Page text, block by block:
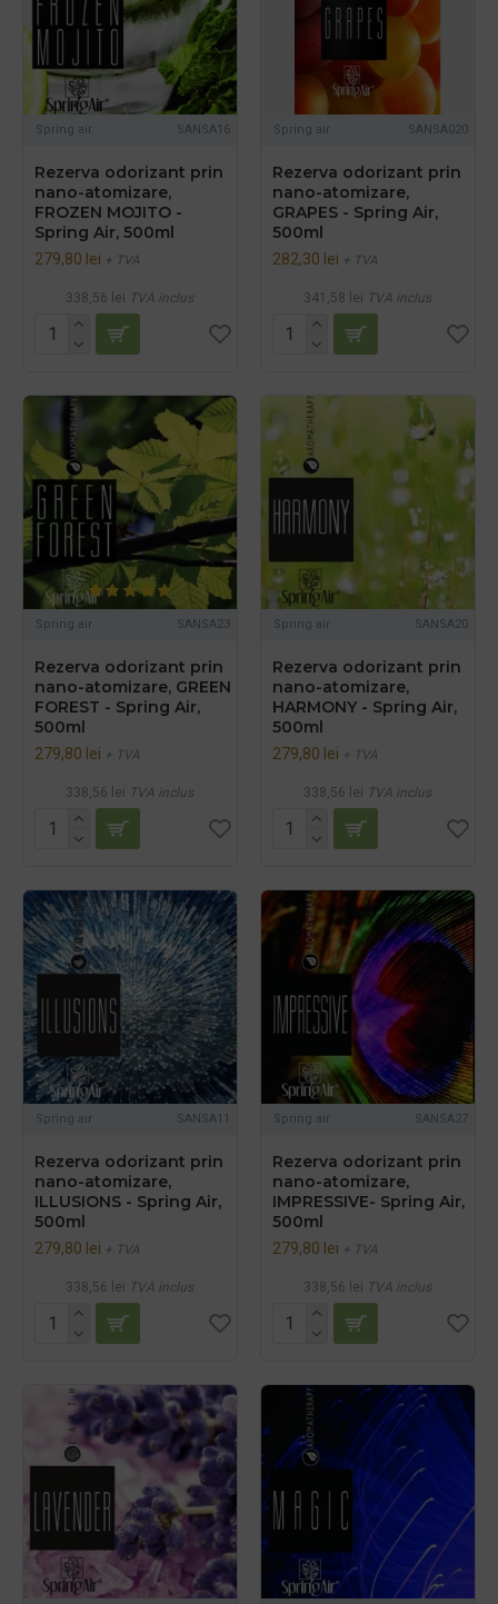
Spring air SANSA16
Rezerva odorizant prin
nano-atomizare,
FROZEN MOJITO -
Spring Air, 500ml
279,80 lei + TVA
338,56 lei TVA inclus
Spring air SANSA020
Rezerva odorizant prin
nano-atomizare,
GRAPES - Spring Air,
500ml
282,30 lei + TVA
341,58 lei TVA inclus
Spring air SANSA23
Rezerva odorizant prin
nano-atomizare, GREEN
FOREST - Spring Air,
500ml
279,80 lei + TVA
338,56 lei TVA inclus
Spring air SANSA20
Rezerva odorizant prin
nano-atomizare,
HARMONY - Spring Air,
500ml
279,80 lei + TVA
338,56 lei TVA inclus
Spring air SANSA11
Rezerva odorizant prin
nano-atomizare,
ILLUSIONS - Spring Air,
500ml
279,80 lei + TVA
338,56 lei TVA inclus
Spring air SANSA27
Rezerva odorizant prin
nano-atomizare,
IMPRESSIVE- Spring Air,
500ml
279,80 lei + TVA
338,56 lei TVA inclus